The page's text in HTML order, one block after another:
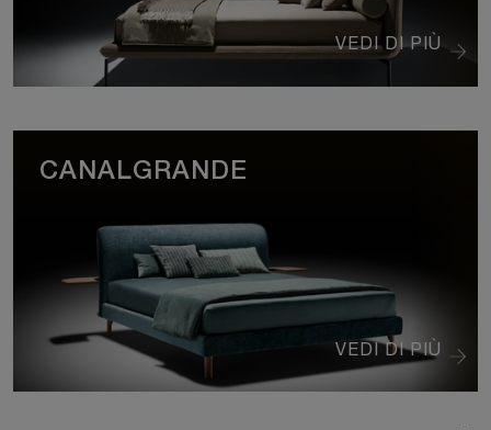
VEDI DI PIÙ
VEDI DI PIÙ
CANALGRANDE